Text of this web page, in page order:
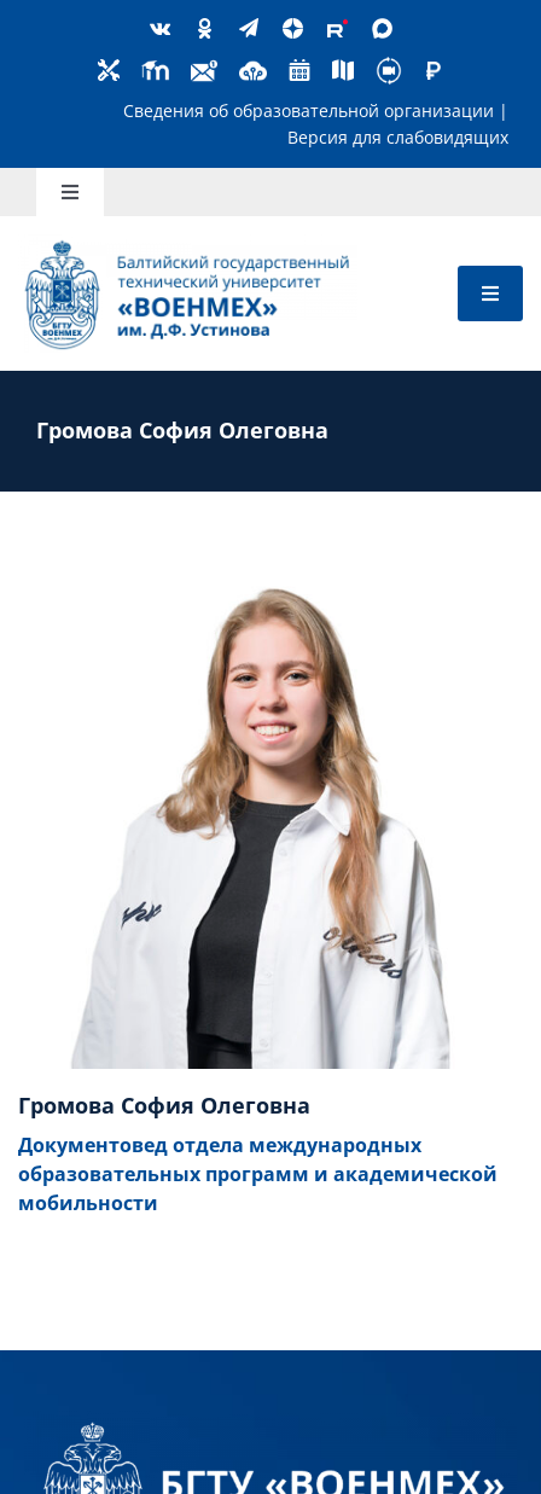
Сведения об образовательной
Toggle
Школьникам
Абитуриентам
Преподавателям
Громова София Олеговна
Громова София Олеговна
Документовед отдела международных
образовательных программ и академической
мобильности